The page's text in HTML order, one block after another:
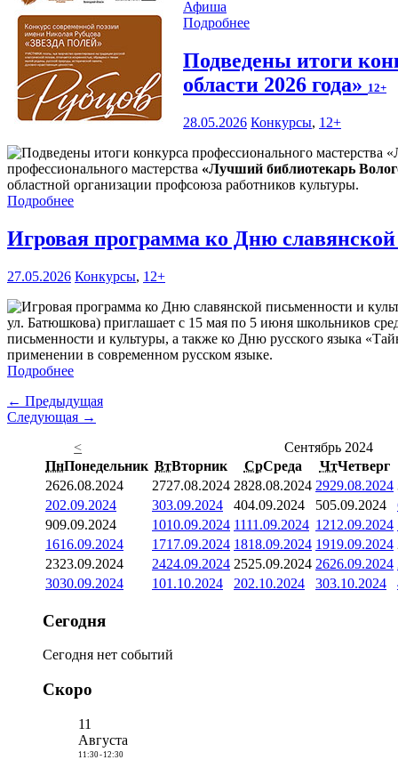
Афиша
Подробнее
Подведены итоги
области 2026 года» 12+
28.05.2026 Конкурсы, 12+
профессионального мастерства «Лучший библиотекарь
областной организации профсоюза работников культуры.
Подробнее
Игровая программа ко Дню
27.05.2026 Конкурсы, 12+
ул. Батюшкова) приглашает с 15 мая по 5 июня школьников
письменности и культуры, а также ко Дню русского языка
применении в современном русском языке.
Подробнее
← Предыдущая
Следующая →
<
Сентябрь 2024
ПнПонедельник ВтВторник СрСреда ЧтЧетверг
2626.08.2024 2727.08.2024 2828.08.2024 2929.08.2024
202.09.2024 303.09.2024 404.09.2024 505.09.2024
909.09.2024 1010.09.2024 1111.09.2024 1212.09.2024
1616.09.2024 1717.09.2024 1818.09.2024 1919.09.2024
2323.09.2024 2424.09.2024 2525.09.2024 2626.09.2024
3030.09.2024 101.10.2024 202.10.2024 303.10.2024
Сегодня
Сегодня нет событий
Скоро
11
Августа
11:30- 12:30